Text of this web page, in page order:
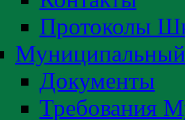
Протоколы
Муниципальный
Документы
Требования